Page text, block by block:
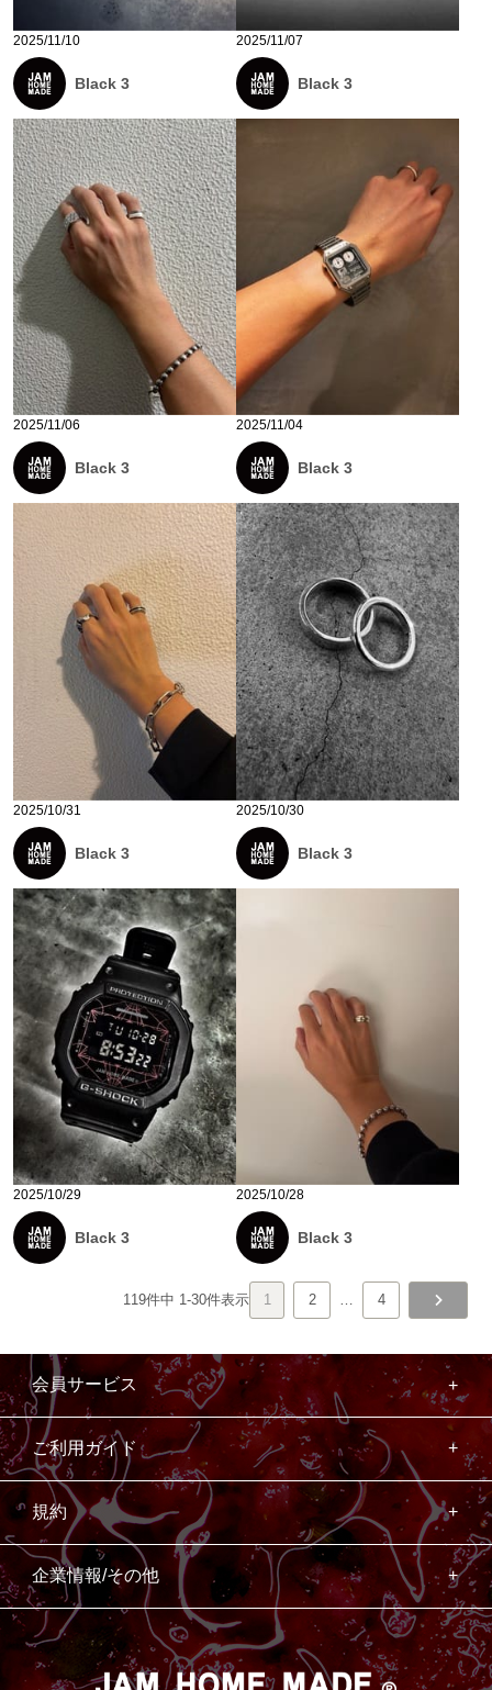
2025/11/10
Black 3
2025/11/07
Black 3
2025/11/06
Black 3
2025/11/04
Black 3
2025/10/31
Black 3
2025/10/30
Black 3
2025/10/29
Black 3
2025/10/28
Black 3
119件中 1-30件表示 1 2 … 4
会員サービス
ご利用ガイド
規約
企業情報/その他